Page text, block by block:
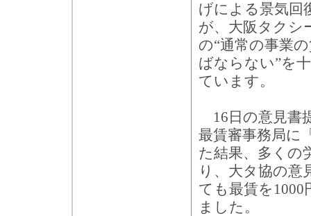
げによる景気回
が、大阪タクシ
の“通常の事業
ばならない”を
ています。
16日の意見書
最賃審事務局に
た結果、多くの
り、大タ協の意
ても最賃を
ました。